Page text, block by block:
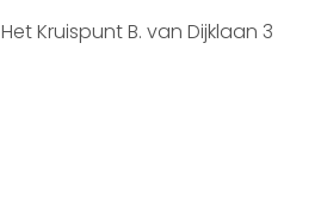
Het Kruispunt B. van Dijklaan 3